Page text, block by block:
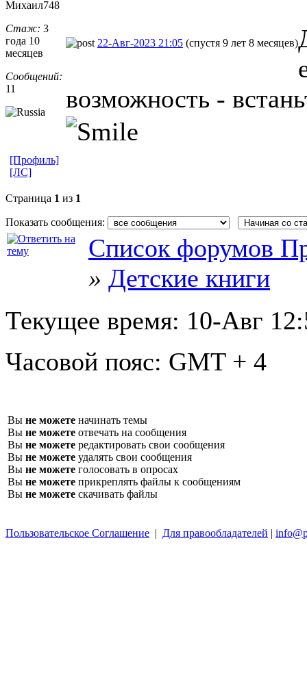
Михаил748
Стаж: 3
года 10
месяцев
Сообщений:
11
22-Авг-2023 21:05 (спустя 9 лет 8 месяцев)
возможность -
[Профиль]
[ЛС]
Страница 1 из 1
Показать сообщения:
Список форумов
» Детские книги
Текущее время: 10-Авг
Часовой пояс: GMT + 4
Вы не можете начинать темы
Вы не можете отвечать на сообщения
Вы не можете редактировать свои сообщения
Вы не можете удалять свои сообщения
Вы не можете голосовать в опросах
Вы не можете прикреплять файлы к сообщениям
Вы не можете скачивать файлы
Пользовательское Соглашение | Для правообладателей |